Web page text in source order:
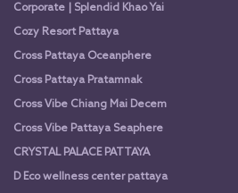
Corporate | Splendid Khao Yai
Cozy Resort Pattaya
Cross Pattaya Oceanphere
Cross Pattaya Pratamnak
Cross Vibe Chiang Mai Decem
Cross Vibe Pattaya Seaphere
CRYSTAL PALACE PATTAYA
D Eco wellness center pattaya